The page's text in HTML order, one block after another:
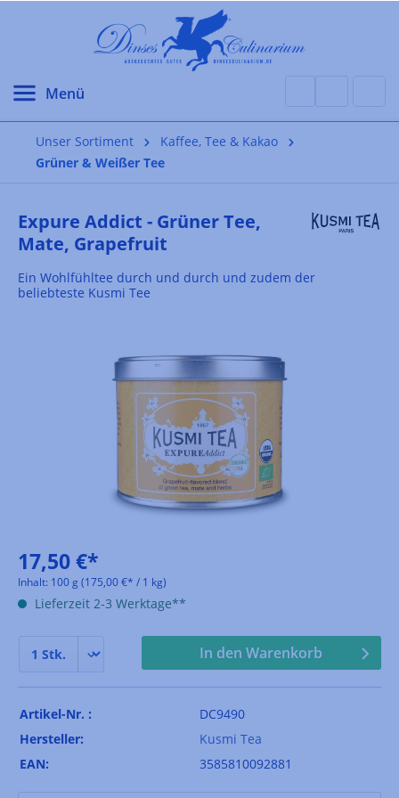
Unser Sortiment
Kaffee, Tee & Kakao
Grüner & Weißer Tee
Expure Addict - Grüner Tee,
Mate, Grapefruit
Ein Wohlfühltee durch und durch und zudem der
beliebteste Kusmi Tee
17,50 €*
Inhalt: 100 g (175,00 €* / 1 kg)
Lieferzeit 2-3 Werktage**
In den Warenkorb
Artikel-Nr. :
DC9490
Hersteller:
Kusmi Tea
EAN:
3585810092881